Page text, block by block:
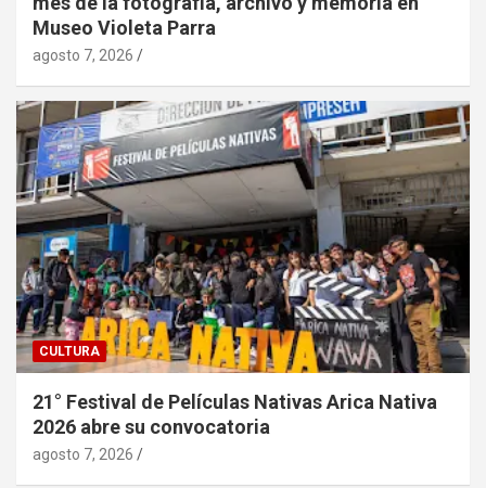
Museo Violeta Parra
agosto 7, 2026
CULTURA
21° Festival de Películas Nativas Arica Nativa
2026 abre su convocatoria
agosto 7, 2026